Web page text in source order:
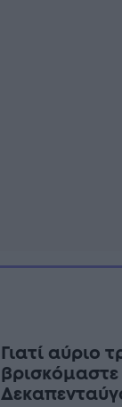
Γιατί αύριο